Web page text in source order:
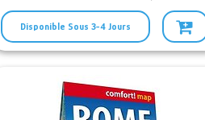
Disponible Sous 3-4 Jours